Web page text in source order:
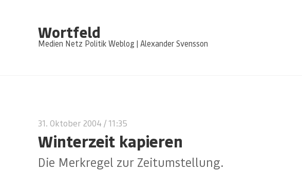
Wortfeld
Medien Netz Politik Weblog | Alexander Svensson
31. Oktober 2004 / 11:35
Winterzeit kapieren
Die Merkregel zur Zeitumstellung.